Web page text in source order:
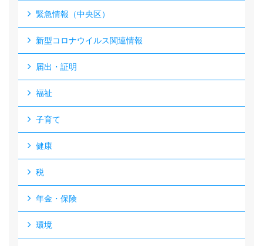
緊急情報（中央区）
新型コロナウイルス関連情報
届出・証明
福祉
子育て
健康
税
年金・保険
環境